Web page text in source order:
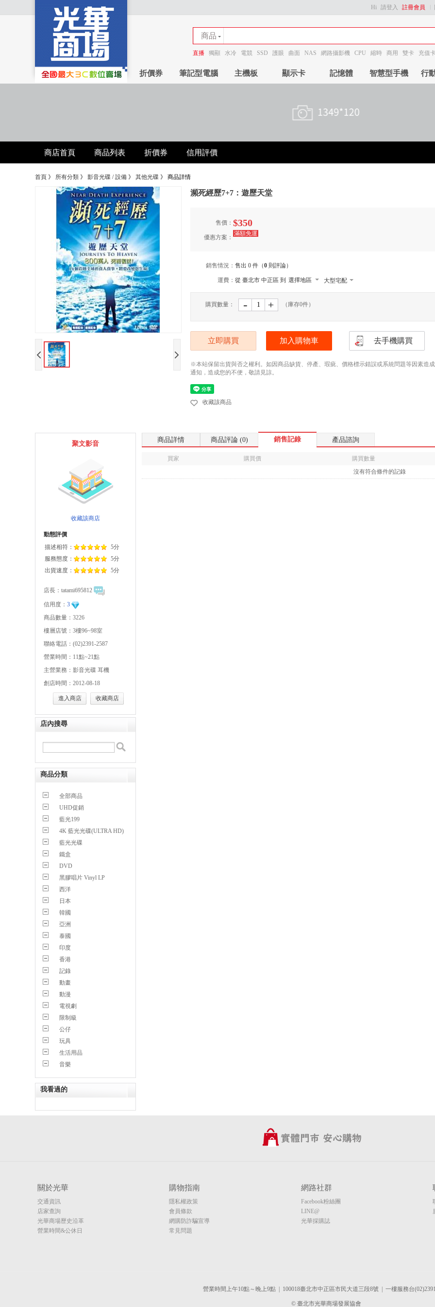
Hi 請登入 註冊會員
商品
商店
直播 獨顯 水冷 電競 SSD 護眼 曲面 NAS 網路攝影機 CPU 縮時 商用 雙卡 充值
折價券 筆記型電腦 主機板 顯示卡 記憶體 智慧型手機 行
商店首頁 商品列表 折價券 信用評價
首頁 》 所有分類 》 影音光碟 / 設備 》 其他光碟 》 商品詳情
瀕死經歷7+7：遊歷天堂
售價： $350
優惠方案：
滿額免運
銷售情況： 售出 0 件（0 則評論）
運費： 從 臺北市 中正區 到 選擇地區 大型宅配
購買數量： - ﹢ （庫存0件）
立即購買 加入購物車 去手機購買
※本站保留出貨與否之權利。如因商品缺貨、停產、瑕疵、價格標示錯誤或系統問題等因素造
通知，造成您的不便，敬請見諒。
收藏該商品
聚文影音
收藏該商店
動態評價
描述相符：
5分
服務態度：
5分
出貨速度：
5分
店長： tatami695812
信用度： 3
商品數量：3226
樓層店號：3樓96~98室
聯絡電話：(02)2391-2587
營業時間：11點~21點
主營業務：影音光碟 耳機
創店時間：2012-08-18
進入商店 收藏商店
店內搜尋
商品分類
全部商品
UHD促銷
藍光199
4K 藍光光碟(ULTRA HD)
藍光光碟
鐵盒
DVD
黑膠唱片 Vinyl LP
西洋
日本
韓國
亞洲
泰國
印度
香港
記錄
動畫
動漫
電視劇
限制級
公仔
玩具
生活用品
音樂
我看過的
商品詳情 商品評論 (0) 銷售記錄 產品諮詢
買家 購買價 購買數量
沒有符合條件的記錄
關於光華
交通資訊
店家查詢
光華商場歷史沿革
營業時間&公休日
購物指南
隱私權政策
會員條款
網購防詐騙宣導
常見問題
網路社群
Facebook粉絲團
LINE@
光華採購誌
營業時間上午10點～晚上9點 | 100018臺北市中正區市民大道三段8號 | 一樓服務台
© 臺北市光華商場發展協會